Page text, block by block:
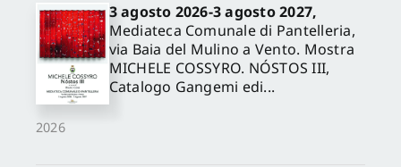
2026
3 agosto 2026-3 agosto 2027,
Mediateca Comunale di Pantelleria,
via Baia del Mulino a Vento. Mostra
MICHELE COSSYRO. NÓSTOS III,
Catalogo Gangemi edi...